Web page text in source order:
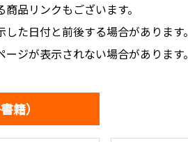
品リンクもございます。
た日付と前後する場合があります。
ジが表示されない場合があります。
籍）